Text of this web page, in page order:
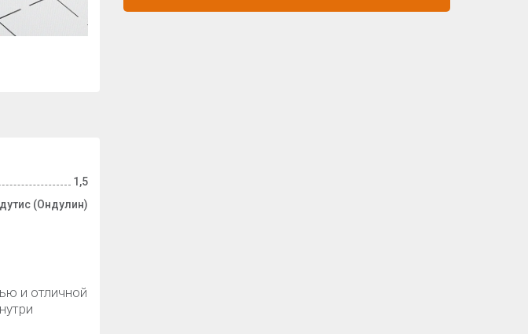
1,5
(Ондулин)
и отличной